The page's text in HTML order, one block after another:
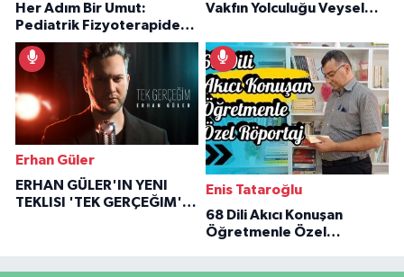
Her Adım Bir Umut:
Pediatrik Fizyoterapiden
İlham Veren Hikâyeler
Vakfın Yolculuğu Veysel
Erhan Güler
ERHAN GÜLER'IN YENI
TEKLISI 'TEK GERÇEĞIM'LE
Enis Tataroğlu
68 Dili Akıcı Konuşan
Öğretmenle Özel